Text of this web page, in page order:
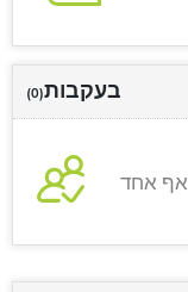
בעקבות(0)
אף אחד